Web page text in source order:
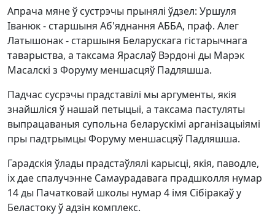
Апрача мяне ў сустрэчы прынялі ўдзел: Уршуля
Іванюк - старшыня Аб'яднання АББА, праф. Алег
Латышонак - старшыня Беларускага гістарычнага
таварыства, а таксама Яраслаў Вэрдоні ды Марэк
Масалскі з Форуму меншасцяў Падляшша.
Падчас сусрэчы прадставілі мы аргументы, якія
знайшліся ў нашай петыцыі, а таксама пастуляты
выпрацаваныя супольна беларускімі арганізацыіямі
пры падтрымцы Форуму меншасцяў Падляшша.
Гарадскія ўлады прадстаўлялі карысці, якія, паводле,
іх дае спалучэнне Самаурадавага прадшколля нумар
14 ды Пачатковай школы нумар 4 імя Сібіракаў у
Беластоку ў адзін комплекс.